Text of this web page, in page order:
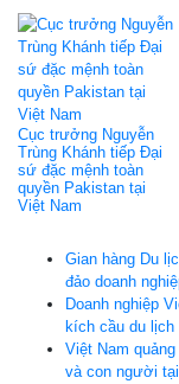
Cục trưởng Nguyễn
Trùng Khánh tiếp Đại
sứ đặc mệnh toàn
quyền Pakistan tại
Việt Nam
Gian hàng Du
đảo doanh
Doanh nghiệp
kích cầu du lịch
Việt Nam
và con người